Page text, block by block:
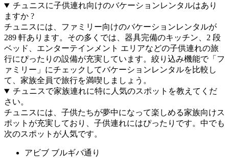
チュニスに子供連れ向けのバケーションレンタルはあり
ますか ?
チュニスには、ファミリー向けのバケーションレンタルが
289 軒あります。その多くでは、器具完備のキッチン、2 段
ベッド、エンターテインメント エリアなどの子供連れの旅
行にぴったりの設備が充実しています。絞り込み機能で「フ
ァミリー」にチェックしてバケーションレンタルを比較し
て、家族全員で旅行を満喫しましょう。
チュニスで家族連れに特に人気のスポットを教えてくだ
さい。
チュニスには、子供たちが夢中になって楽しめる家族向けス
ポットが充実しており、子供連れにはぴったりです。中でも
次のスポットが人気です。
アビブ ブルギバ通り